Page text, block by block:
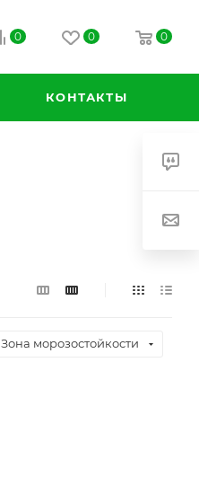
0 0 0
КОНТАКТЫ
Зона морозостойкости